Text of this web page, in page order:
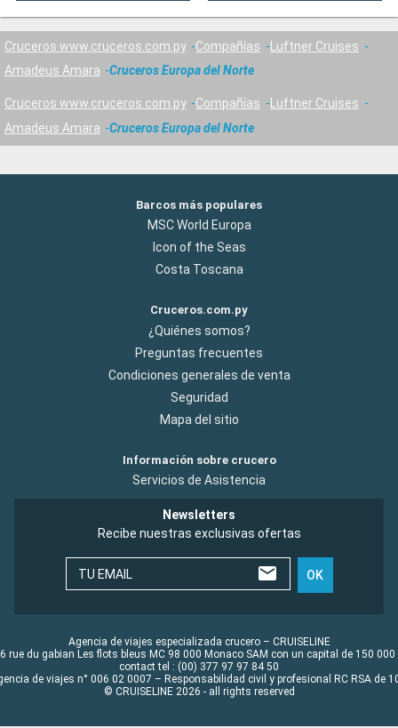
Cruceros www.cruceros.com.py Compañías
Luftner Cruises
Amadeus Amara
Cruceros Europa del Norte
Cruceros www.cruceros.com.py Compañías
Luftner Cruises
Amadeus Amara
Cruceros Europa del Norte
Barcos más populares
MSC World Europa
Icon of the Seas
Costa Toscana
Cruceros.com.py
¿Quiénes somos?
Preguntas frecuentes
Condiciones generales de venta
Seguridad
Mapa del sitio
Información sobre crucero
Servicios de Asistencia
Newsletters
Recibe nuestras exclusivas ofertas
TU EMAIL OK
Agencia de viajes especializada crucero – CRUISELINE
rue du gabian Les flots bleus MC 98 000 Monaco SAM con un capital de 150 000
contact tel : (00) 377 97 97 84 50
de viajes n° 006 02 0007 – Responsabilidad civil y profesional RC RSA de
© CRUISELINE 2026 - all rights reserved